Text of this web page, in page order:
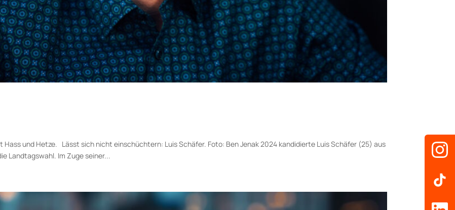
Hass und Hetze. Lässt sich nicht einschüchtern: Luis Schäfer. Foto: Ben Jenak 2024 kandidierte Luis Schäfer (25) aus
Landtagswahl. Im Zuge seiner...